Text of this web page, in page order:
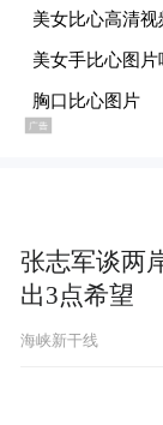
其中，涉
白用地位
原址及青岛
中的市级公
根据青岛市
复——依据
张志军谈两
出3点希望
海峡新干线